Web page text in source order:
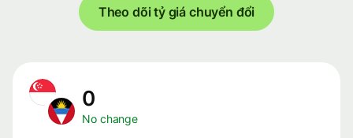
Theo dõi tỷ giá chuyển đổi
0
No change